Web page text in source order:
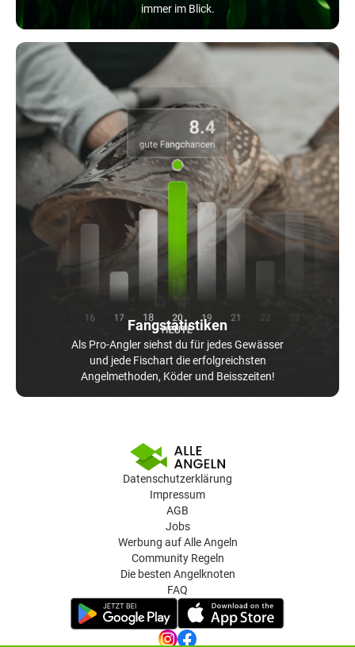
immer im Blick.
Fangstatistiken
Als Pro-Angler siehst du für jedes Gewässer
und jede Fischart die erfolgreichsten
Angelmethoden, Köder und Beisszeiten!
Datenschutzerklärung
Impressum
AGB
Jobs
Werbung auf Alle Angeln
Community Regeln
Die besten Angelknoten
FAQ